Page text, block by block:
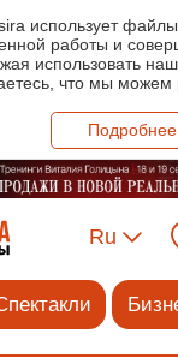
использует
работы и
использовать
что мы можем
Подробнее
Ru